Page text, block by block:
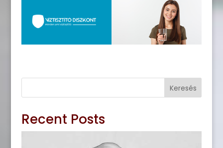
Keresés
Recent Posts